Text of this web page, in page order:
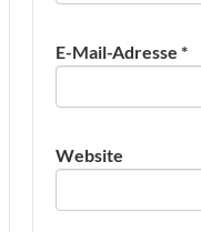
E-Mail-Adresse *
Website